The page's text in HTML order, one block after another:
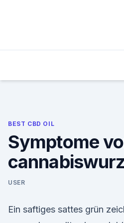
BEST CBD OIL
Symptome
USER
Ein saftiges sattes grün